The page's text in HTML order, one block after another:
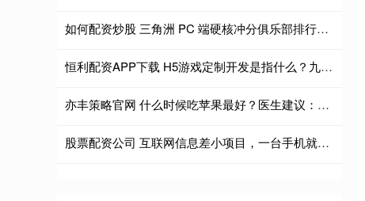
如何配资炒股 三角洲 PC 端硬核冲分俱乐部排行：星辰电竞双雄领跑，高阶玩家闭眼选
恒利配资APP下载 H5游戏定制开发是指什么？九影网络全方位解析
亦丰策略官网 什么时候吃苹果最好？医生建议：这5个时间段最合适，早了解早受益！
股票配资公司 互联网信息差小项目，一台手机就能在家搞钱，你了解过吗？